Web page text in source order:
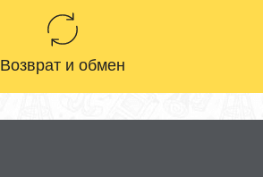
Возврат и обмен